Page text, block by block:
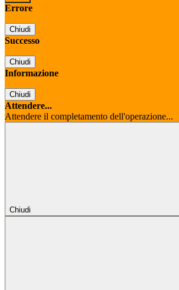
Errore
Chiudi
Successo
Chiudi
Informazione
Chiudi
Attendere...
Attendere il completamento dell'operazione...
Chiudi